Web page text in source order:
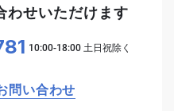
わせいただけます
問い合わせ